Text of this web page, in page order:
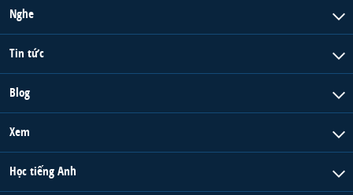
Nghe
Tin tức
Blog
Xem
Học tiếng Anh